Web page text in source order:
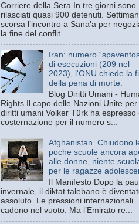
Corriere della Sera In tre giorni sono
rilasciati quasi 900 detenuti.
scorsa l’incontro a Sana’a per
la fine del conflit...
Iran: numero
di esecuzioni (209 nel
2023), l'ONU chiede la
della pena di morte.
Blog Diritti Umani -
Rights Il capo delle Nazioni Unite per
diritti umani Volker Türk ha espresso
costernazione per il numero s...
Afghanistan. Chiudono
poche scuole ancora
alle donne, niente
per le ragazze
Il Manifesto Dopo la
invernale, il diktat talebano è
assoluto. Le pressioni internazionali
cadono nel vuoto. Ma l’Emirato re...